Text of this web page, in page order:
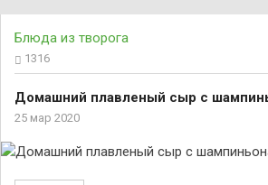
Блюда из творога
1316
Домашний плавленый сыр с
25 мар 2020